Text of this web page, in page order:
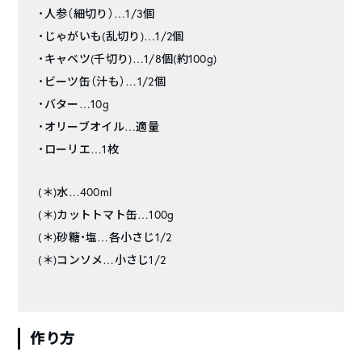
・人参（細切り）…1/3個
・じゃがいも(乱切り)…1/2個
・キャベツ(千切り)…1/8個(約100g)
・ビーツ缶（汁も）…1/2個
・バター…10g
・オリーブオイル…適量
・ローリエ…1枚
(＊)水…400ml
(＊)カットトマト缶…100g
(＊)砂糖・塩…各小さじ1/2
(＊)コンソメ…小さじ1/2
作り方